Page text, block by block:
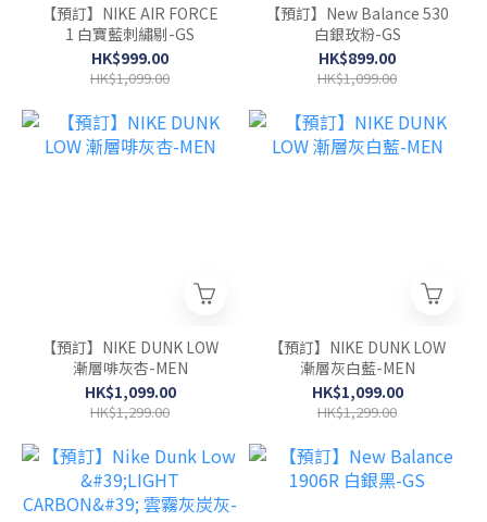
【預訂】NIKE AIR FORCE
1 白寶藍刺繡剔-GS
HK$999.00
HK$1,099.00
【預訂】New Balance 530
白銀玫粉-GS
HK$899.00
HK$1,099.00
【預訂】NIKE DUNK LOW
漸層啡灰杏-MEN
HK$1,099.00
HK$1,299.00
【預訂】NIKE DUNK LOW
漸層灰白藍-MEN
HK$1,099.00
HK$1,299.00